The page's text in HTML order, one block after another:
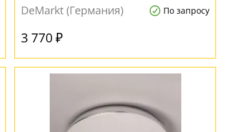
DeMarkt (Германия)
По запросу
3 770 ₽